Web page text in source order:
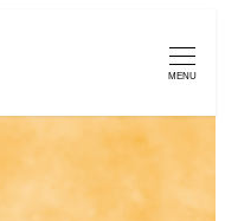
MENU